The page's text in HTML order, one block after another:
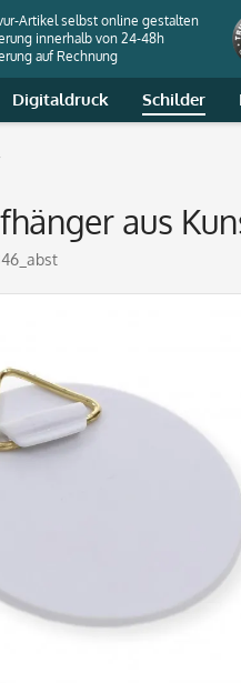
Artikel selbst online gestalten
innerhalb von 24-48h
auf Rechnung
Digitaldruck Schilder
aus